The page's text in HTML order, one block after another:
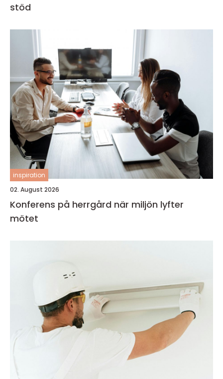
stöd
inspiration
02. August 2026
Konferens på herrgård när miljön lyfter
mötet